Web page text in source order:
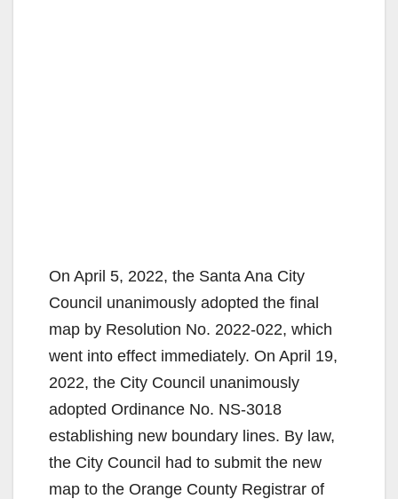
On April 5, 2022, the Santa Ana City
Council unanimously adopted the final
map by Resolution No. 2022-022, which
went into effect immediately. On April 19,
2022, the City Council unanimously
adopted Ordinance No. NS-3018
establishing new boundary lines. By law,
the City Council had to submit the new
map to the Orange County Registrar of